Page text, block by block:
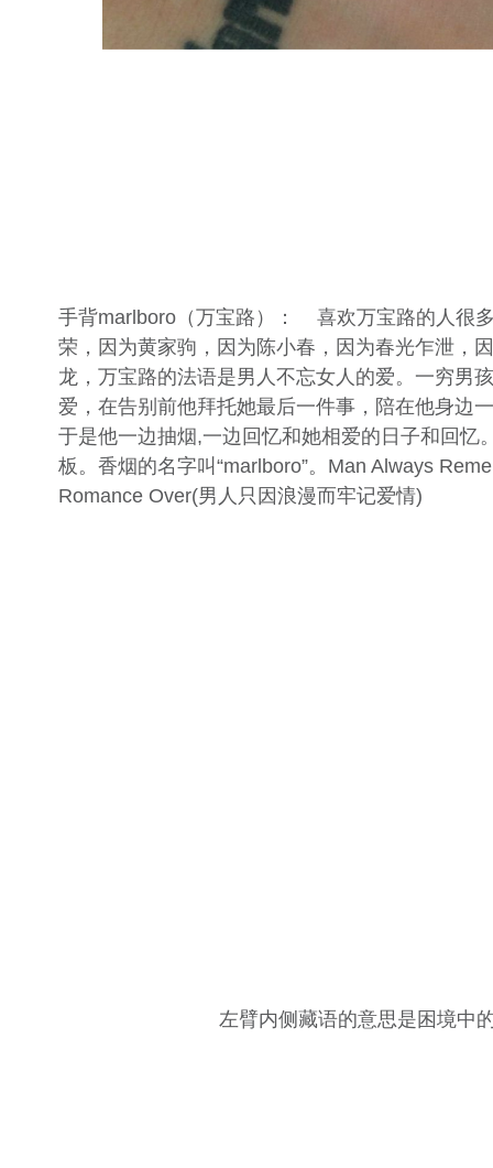
手背marlboro（万宝路）：​ 喜欢万宝路的人很
荣，因为黄家驹，因为陈小春，因为春光乍泄，
龙，万宝路的法语是男人不忘女人的爱。一穷男
爱，在告别前他拜托她最后一件事，陪在他身边
于是他一边抽烟,一边回忆和她相爱的日子和回忆
板。香烟的名字叫“marlboro”。​Man Always
Romance Over(男人只因浪漫而牢记爱情)
左臂内侧藏语的意思是困境中